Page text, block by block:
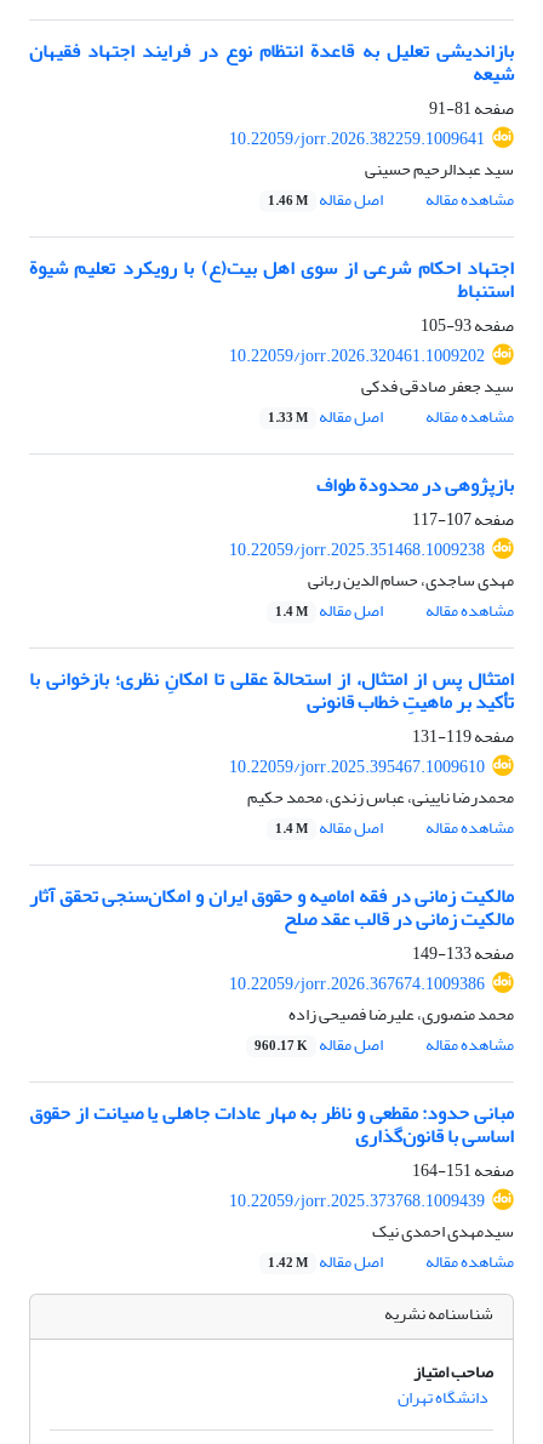
بازاندیشی تعلیل به قاعدة انتظام نوع در فرایند اجتهاد فقیهان
شیعه
صفحه81-91
10.22059/jorr.2026.382259.1009641
سید عبدالرحیم حسینی
مشاهده مقاله
اصل مقاله 1.46 M
اجتهاد احکام شرعی از سوی اهل بیت(ع) با رویکرد تعلیم شیوة
استنباط
صفحه93-105
10.22059/jorr.2026.320461.1009202
سید جعفر صادقی فدکی
مشاهده مقاله
اصل مقاله 1.33 M
بازپژوهی در محدودة طواف
صفحه107-117
10.22059/jorr.2025.351468.1009238
مهدی ساجدی، حسام الدین ربانی
مشاهده مقاله
اصل مقاله 1.4 M
امتثال پس از امتثال، از استحالة عقلی تا امکانِ نظری؛ بازخوانی با
تأکید بر ماهیتِ خطاب قانونی
صفحه119-131
10.22059/jorr.2025.395467.1009610
محمدرضا نایینی، عباس زندی، محمد حکیم
مشاهده مقاله
اصل مقاله 1.4 M
مالکیت زمانی در فقه امامیه و حقوق ایران و امکان‌سنجی تحقق آثار
مالکیت زمانی در قالب عقد صلح
صفحه133-149
10.22059/jorr.2026.367674.1009386
محمد منصوری، علیرضا فصیحی زاده
مشاهده مقاله
اصل مقاله 960.17 K
مبانی حدود: مقطعی و ناظر به مهار عادات جاهلی یا صیانت از حقوق
اساسی با قانون‌گذاری
صفحه151-164
10.22059/jorr.2025.373768.1009439
سیدمهدی احمدی نیک
مشاهده مقاله
اصل مقاله 1.42 M
شناسنامه نشریه
صاحب امتیاز
دانشگاه تهران